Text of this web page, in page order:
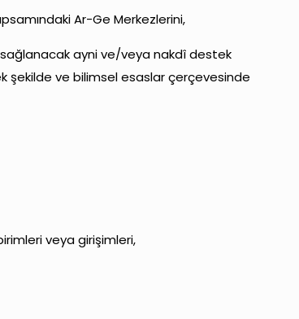
Ar-Ge Merkezlerini,
sağlanacak ayni ve/veya nakdî destek
şekilde ve bilimsel esaslar çerçevesinde
veya girişimleri,